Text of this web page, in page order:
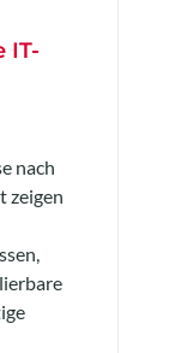
IT-
nach
zeigen